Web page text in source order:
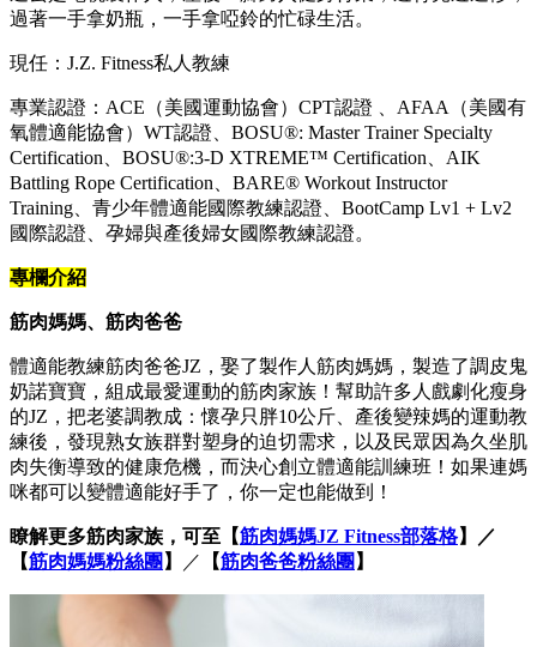
過著一手拿奶瓶，一手拿啞鈴的忙碌生活。
現任：J.Z. Fitness私人教練
專業認證：ACE（美國運動協會）CPT認證 、AFAA（美國有
氧體適能協會）WT認證、BOSU®: Master Trainer Specialty
Certification、BOSU®:3-D XTREME™ Certification、AIK
Battling Rope Certification、BARE® Workout Instructor
Training、青少年體適能國際教練認證、BootCamp Lv1 + Lv2
國際認證、孕婦與產後婦女國際教練認證。
專欄介紹
筋肉媽媽、筋肉爸爸
體適能教練筋肉爸爸JZ，娶了製作人筋肉媽媽，製造了調皮鬼
奶諾寶寶，組成最愛運動的筋肉家族！幫助許多人戲劇化瘦身
的JZ，把老婆調教成：懷孕只胖10公斤、產後變辣媽的運動教
練後，發現熟女族群對塑身的迫切需求，以及民眾因為久坐肌
肉失衡導致的健康危機，而決心創立體適能訓練班！如果連媽
咪都可以變體適能好手了，你一定也能做到！
瞭解更多筋肉家族，可至【筋肉媽媽JZ Fitness部落格】／
【筋肉媽媽粉絲團 】​ ／ 【筋肉爸爸粉絲團 】​